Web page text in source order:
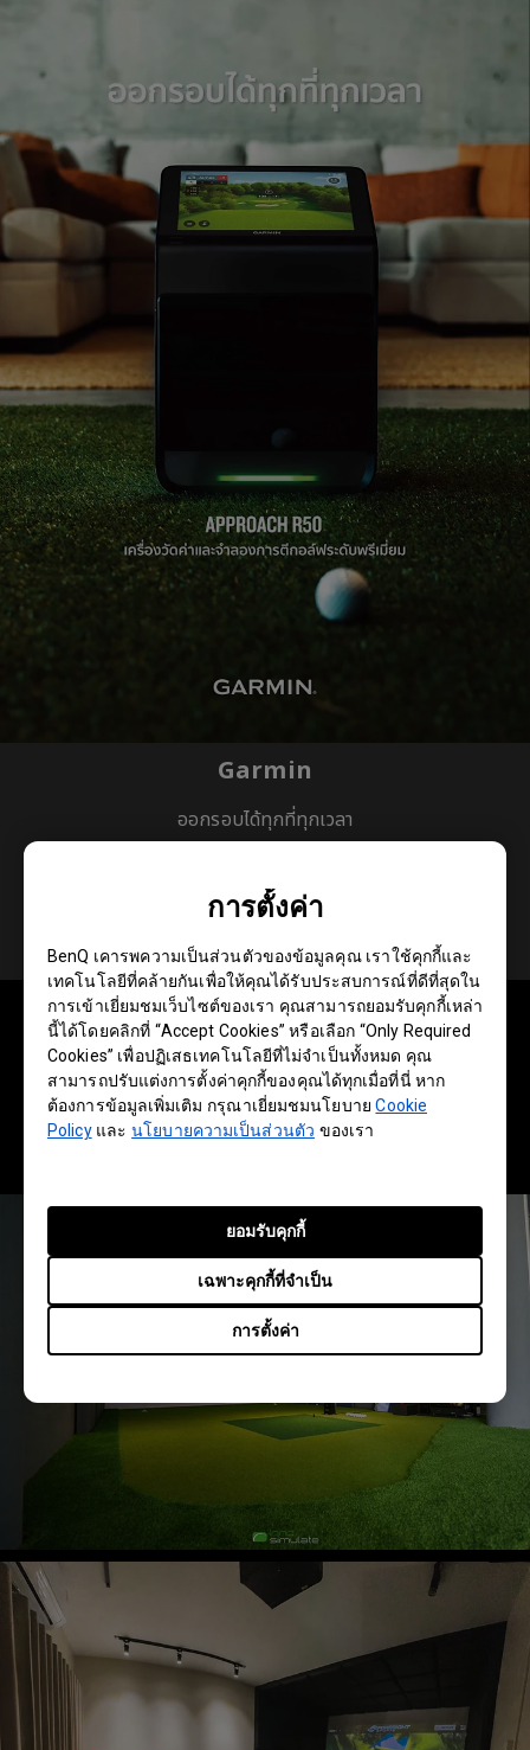
การตั้งค่า
BenQ เคารพความเป็นส่วนตัวของข้อมูลคุณ เราใช้คุกกี้และ
เทคโนโลยีที่คล้ายกันเพื่อให้คุณได้รับประสบการณ์ที่ดีที่สุดใน
การเข้าเยี่ยมชมเว็บไซต์ของเรา คุณสามารถยอมรับคุกกี้เหล่า
นี้ได้โดยคลิกที่ “Accept Cookies” หรือเลือก “Only Required
Cookies” เพื่อปฏิเสธเทคโนโลยีที่ไม่จำเป็นทั้งหมด คุณ
สามารถปรับแต่งการตั้งค่าคุกกี้ของคุณได้ทุกเมื่อที่นี่ หาก
ต้องการข้อมูลเพิ่มเติม กรุณาเยี่ยมชมนโยบายCookie
Policyและนโยบายความเป็นส่วนตัว ของเรา
การตั้งค่า
เฉพาะคุกกี้ที่จำเป็น
ยอมรับคุกกี้
Garmin
ออกรอบได้ทุกที่ทุกเวลา
ใช้คูปอง
Dedicated to
Image Quality,
Unlike Any Other